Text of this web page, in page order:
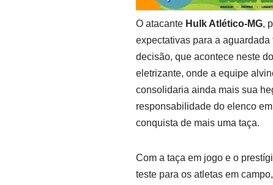
O atacante Hulk Atlético-MG,
expectativas para a
decisão, que acontece neste
eletrizante, onde a equipe
consolidaria ainda mais sua
responsabilidade do elenco
conquista de mais uma taça.
Com a taça em jogo e o
teste para os atletas em